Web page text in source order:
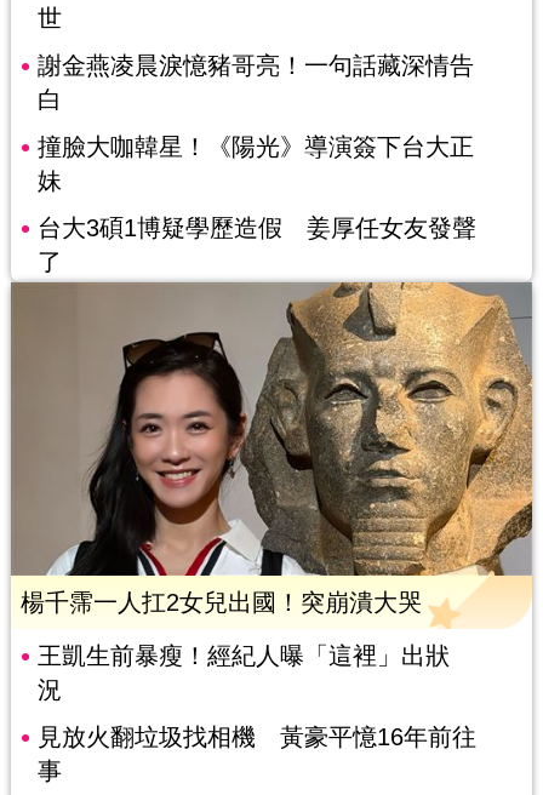
世
謝金燕凌晨淚憶豬哥亮！一句話藏深情告
白
撞臉大咖韓星！《陽光》導演簽下台大正
妹
台大3碩1博疑學歷造假 姜厚任女友發聲
了
楊千霈一人扛2女兒出國！突崩潰大哭
王凱生前暴瘦！經紀人曝「這裡」出狀
況
見放火翻垃圾找相機 黃豪平憶16年前往
事